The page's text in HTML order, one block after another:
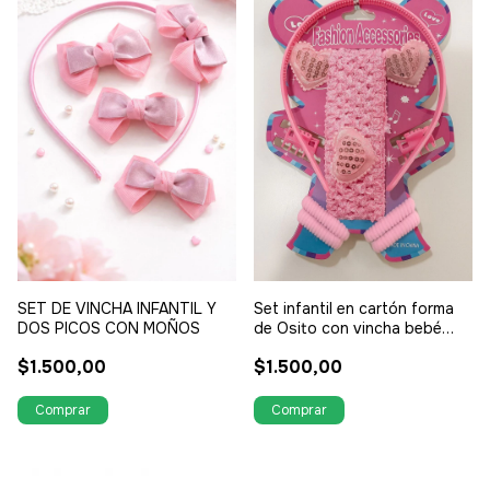
SET DE VINCHA INFANTIL Y
DOS PICOS CON MOÑOS
$1.500,00
Set infantil en cartón forma
de Osito con vincha bebé
colera con aplique 4 colitas
rosados
$1.500,00